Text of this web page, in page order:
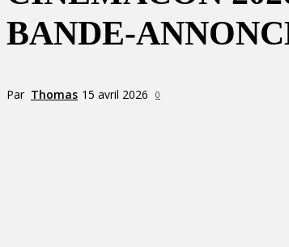
BANDE-
Par Thomas 15 avril 2026 0